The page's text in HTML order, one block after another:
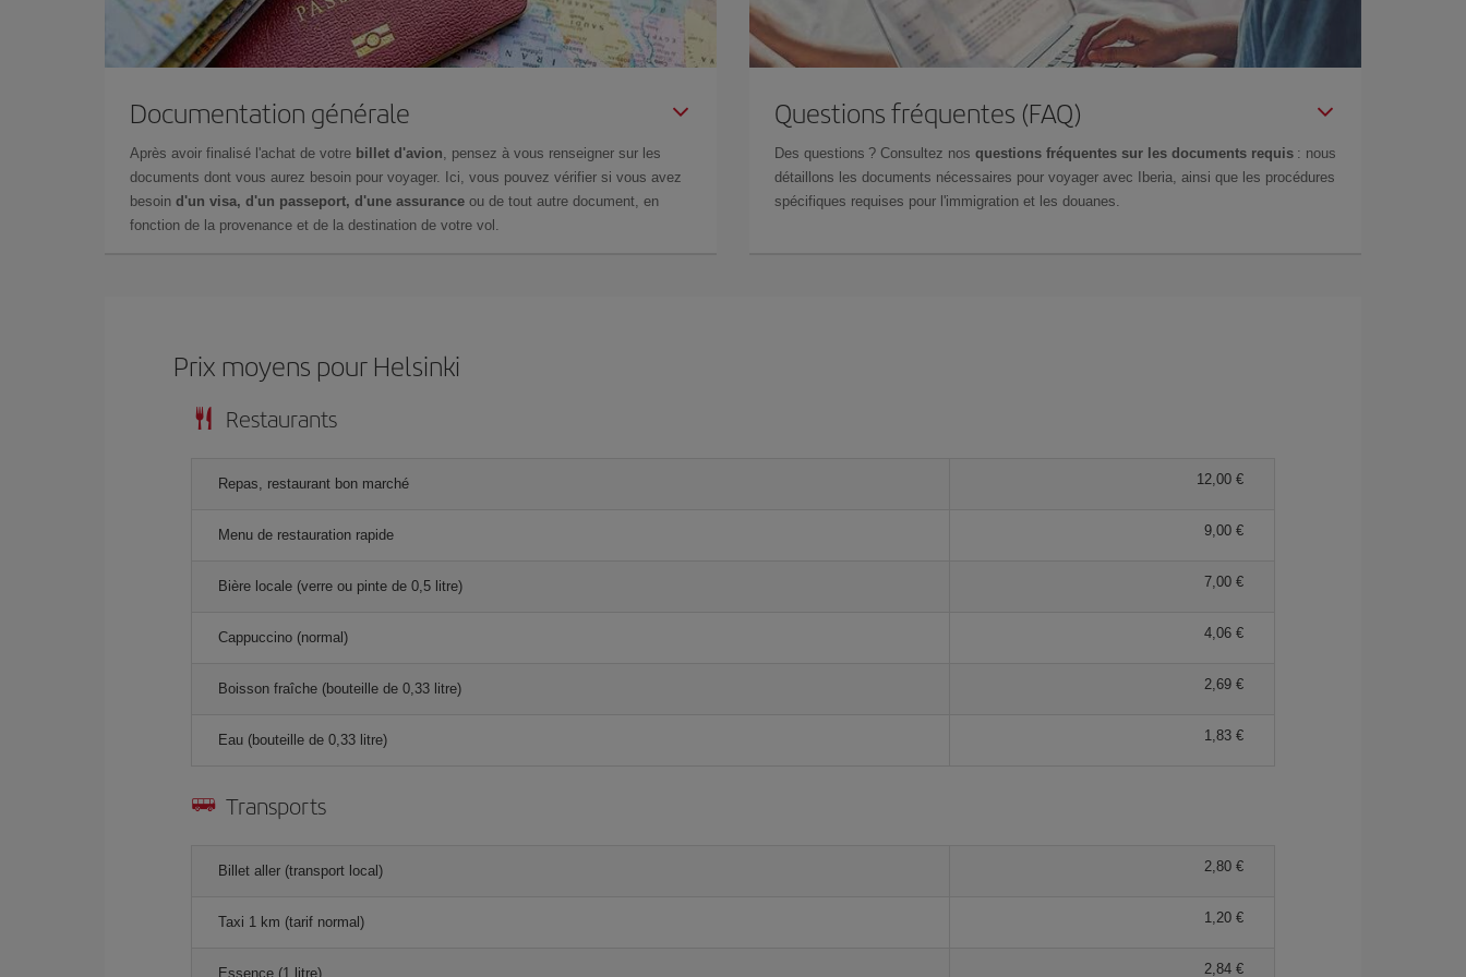
Documentation générale
Après avoir finalisé l'achat de votre billet d'avion , pensez à vous renseigner sur les
documents dont vous aurez besoin pour voyager. Ici, vous pouvez vérifier si vous avez
besoin d'un visa, d'un passeport, d'une assurance ou de tout autre document, en
fonction de la provenance et de la destination de votre vol.
Questions fréquentes (FAQ)
Des questions ? Consultez nos questions fréquentes sur les documents requis : nous
détaillons les documents nécessaires pour voyager avec Iberia, ainsi que les procédures
spécifiques requises pour l'immigration et les douanes.
Prix ​​moyens pour Helsinki
Restaurants
Repas, restaurant bon marché 12,00 €
Menu de restauration rapide 9,00 €
Bière locale (verre ou pinte de 0,5 litre) 7,00 €
Cappuccino (normal) 4,06 €
Boisson fraîche (bouteille de 0,33 litre) 2,69 €
Eau (bouteille de 0,33 litre) 1,83 €
Transports
Billet aller (transport local) 2,80 €
Taxi 1 km (tarif normal) 1,20 €
Essence (1 litre) 2,84 €